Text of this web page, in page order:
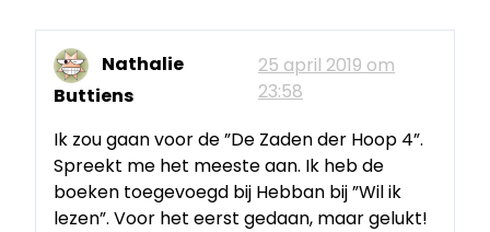
Nathalie
Buttiens
25 april 2019 om
23:58
Ik zou gaan voor de ”De Zaden der Hoop 4”.
Spreekt me het meeste aan. Ik heb de
boeken toegevoegd bij Hebban bij ”Wil ik
lezen”. Voor het eerst gedaan, maar gelukt!